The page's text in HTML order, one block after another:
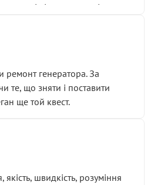
і рахунках
а не формального
що сервіс працює не
все добре
всі чітко та по суті.
генератора. За
те, що зняти і поставити
ще той квест.
швидкість, розуміння